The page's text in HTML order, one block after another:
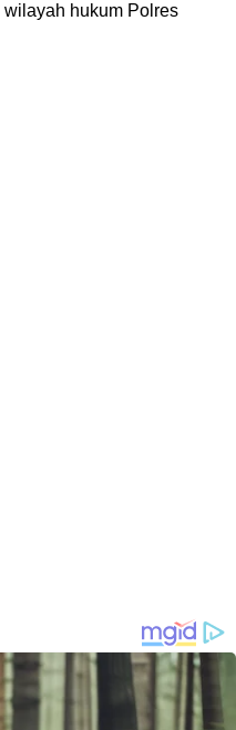
hukum Polres